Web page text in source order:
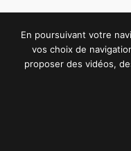
En poursuivant votre
vos choix de
proposer des vidéos,